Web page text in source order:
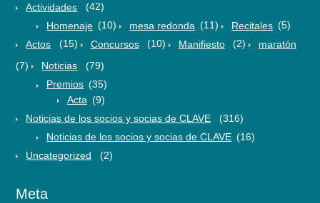
Actividades
(42)
Homenaje (10) mesa redonda (11) Recitales (5)
Actos
(15) Concursos (10) Manifiesto (2)
maratón
(7)
Noticias
(79)
Premios (35)
Acta (9)
Noticias de los socios y socias de CLAVE
(316)
Noticias de los socios y socias de CLAVE (16)
Uncategorized
(2)
Meta